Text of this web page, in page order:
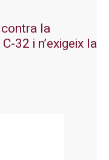
la
32 i n’exigeix la